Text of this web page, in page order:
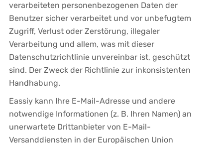
verarbeiteten personenbezogenen Daten der
Benutzer sicher verarbeitet und vor unbefugtem
Zugriff, Verlust oder Zerstörung, illegaler
Verarbeitung und allem, was mit dieser
Datenschutzrichtlinie unvereinbar ist, geschützt
sind. Der Zweck der Richtlinie zur inkonsistenten
Handhabung.
Eassiy kann Ihre E-Mail-Adresse und andere
notwendige Informationen (z. B. Ihren Namen) an
unerwartete Drittanbieter von E-Mail-
Versanddiensten in der Europäischen Union